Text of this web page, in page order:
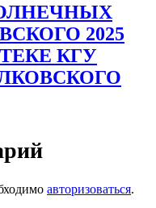
2025
КГУ
авторизоваться.